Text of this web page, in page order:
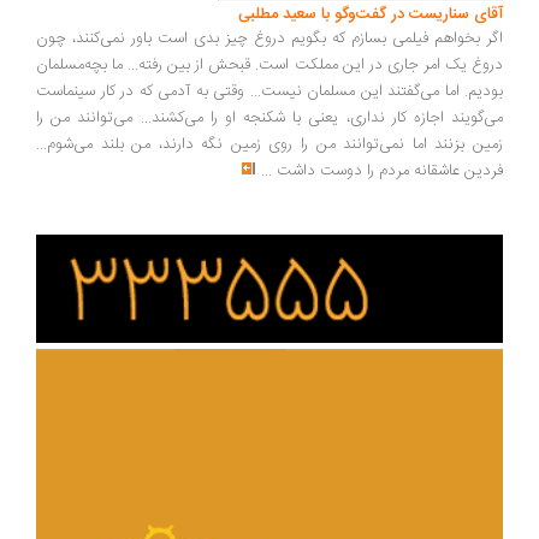
سناریست در گفت‌وگو با سعید مطلبی
بخواهم فیلمی بسازم که بگویم دروغ چیز بدی است باور نمی‌کنند، چون
یک امر جاری در این مملکت است. قبحش از بین رفته... ما بچه‌مسلمان
اما می‌گفتند این مسلمان نیست... وقتی به آدمی که در کار سینماست
اجازه کار نداری، یعنی با شکنجه او را می‌کشند... می‌توانند من را
بزنند اما نمی‌توانند من را روی زمین نگه دارند، من بلند می‌شوم...
عاشقانه مردم را دوست داشت ...